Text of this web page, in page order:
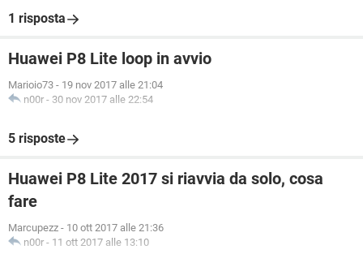
1 risposta
Huawei P8 Lite loop in avvio
Marioio73 - 19 nov 2017 alle 21:04
n00r - 30 nov 2017 alle 22:54
5 risposte
Huawei P8 Lite 2017 si riavvia da solo, cosa
fare
Marcupezz - 10 ott 2017 alle 21:36
n00r - 11 ott 2017 alle 13:10